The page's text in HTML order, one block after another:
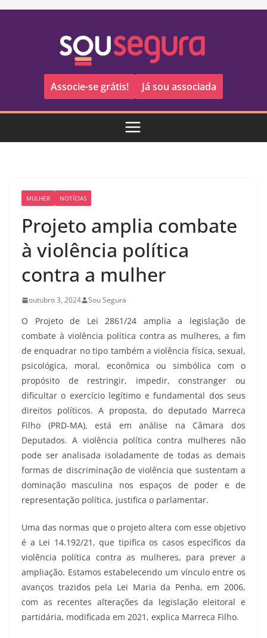
Pular
Associe-se grátis! Já sou associada
MULHER NOTÍCIAS
Projeto amplia combate
à violência política
contra a mulher
outubro 3, 2024 Sou Segura
O Projeto de Lei 2861/24 amplia a legislação de
combate à violência política contra as mulheres, a fim
de enquadrar no tipo também a violência física, sexual,
psicológica, moral, econômica ou simbólica com o
propósito de restringir, impedir, constranger ou
dificultar o exercício legítimo e fundamental dos seus
direitos políticos. A proposta, do deputado Marreca
Filho (PRD-MA), está em análise na Câmara dos
Deputados. A violência política contra mulheres não
pode ser analisada isoladamente de todas as demais
formas de discriminação de violência que sustentam a
dominação masculina nos espaços de poder e de
representação política, justifica o parlamentar.
Uma das normas que o projeto altera com esse objetivo
é a Lei 14.192/21, que tipifica os casos específicos da
violência política contra as mulheres, para prever a
ampliação. Estamos estabelecendo um vínculo entre os
avanços trazidos pela Lei Maria da Penha, em 2006,
com as recentes alterações da legislação eleitoral e
partidária, modificada em 2021, explica Marreca Filho.